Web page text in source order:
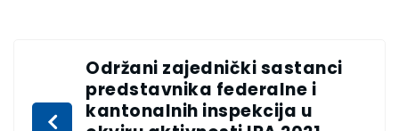
Održani zajednički sastanci
predstavnika federalne i
kantonalnih inspekcija u